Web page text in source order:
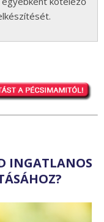
INGATLANOS